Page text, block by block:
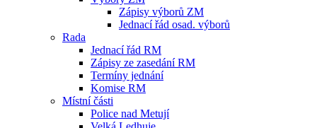
Zápisy výborů ZM
Jednací řád osad. výborů
Rada
Jednací řád RM
Zápisy ze zasedání RM
Termíny jednání
Komise RM
Místní části
Police nad Metují